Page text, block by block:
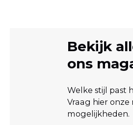
Bekijk
ons
Welke stijl past
Vraag hier
mogelijkheden.